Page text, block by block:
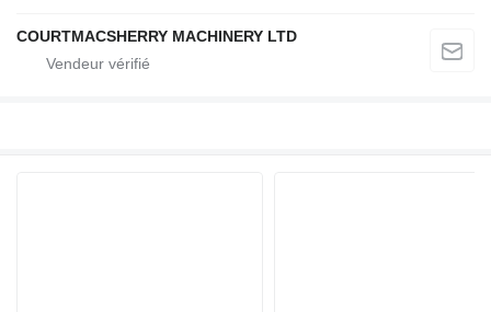
COURTMACSHERRY MACHINERY LTD